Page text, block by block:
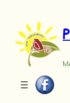
saturu